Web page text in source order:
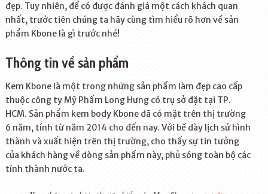
đẹp. Tuy nhiên, để có được đánh giá một cách khách quan
nhất, trước tiên chúng ta hãy cùng tìm hiểu rõ hơn về sản
phẩm Kbone là gì trước nhé!
Thông tin về sản phẩm
Kem Kbone là một trong những sản phẩm làm đẹp cao cấp
thuộc công ty Mỹ Phẩm Long Hưng có trụ sở đặt tại TP.
HCM. Sản phẩm kem body Kbone đã có mặt trên thị trường
6 năm, tính từ năm 2014 cho đến nay. Với bề dày lịch sử hình
thành và xuất hiện trên thị trường, cho thấy sự tin tưởng
của khách hàng về dòng sản phẩm này, phủ sóng toàn bộ các
tỉnh thành nước ta.